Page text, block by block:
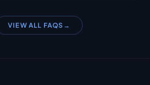
VIEW ALL FAQS →